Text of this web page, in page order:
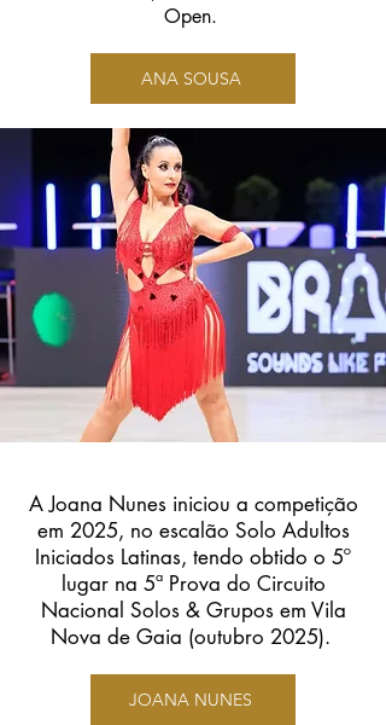
Open.
ANA SOUSA
A Joana Nunes iniciou a competição
em 2025, no escalão Solo Adultos
Iniciados Latinas, tendo obtido o 5º
lugar na 5ª Prova do Circuito
Nacional Solos & Grupos em Vila
Nova de Gaia (outubro 2025).
JOANA NUNES